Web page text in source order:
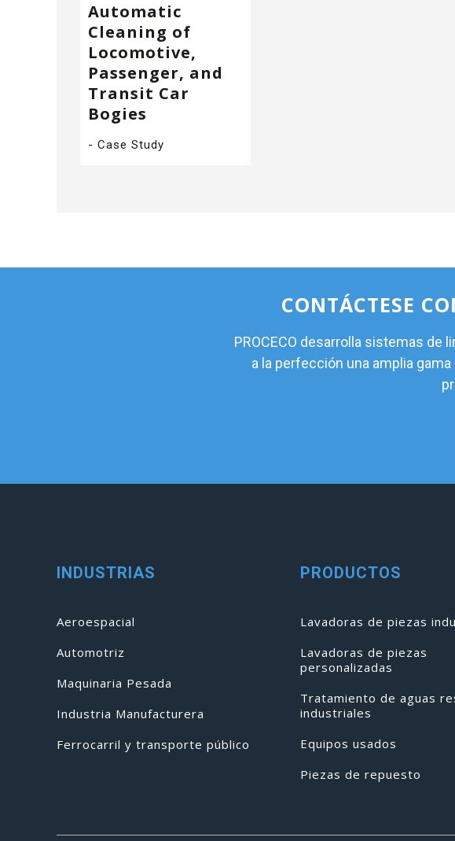
Automatic
Cleaning of
Locomotive,
Passenger, and
Transit Car
Bogies
- Case Study
CONTÁCTESE
PROCECO desarrolla sistemas de
a la perfección una amplia
INDUSTRIAS
Aeroespacial
Automotriz
Maquinaria Pesada
Industria Manufacturera
Ferrocarril y transporte público
PRODUCTOS
Lavadoras de piezas
Lavadoras de piezas
personalizadas
Tratamiento de aguas
industriales
Equipos usados
Piezas de repuesto